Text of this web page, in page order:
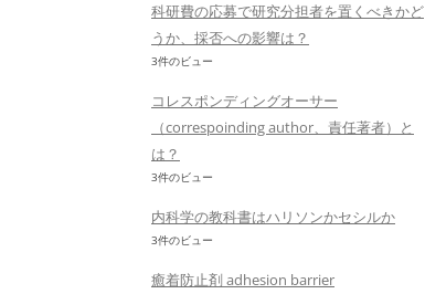
科研費の応募で研究分担者を置くべきかど
うか、採否への影響は？
3件のビュー
コレスポンディングオーサー
（correspoinding author、責任著者）と
は？
3件のビュー
内科学の教科書はハリソンかセシルか
3件のビュー
癒着防止剤 adhesion barrier